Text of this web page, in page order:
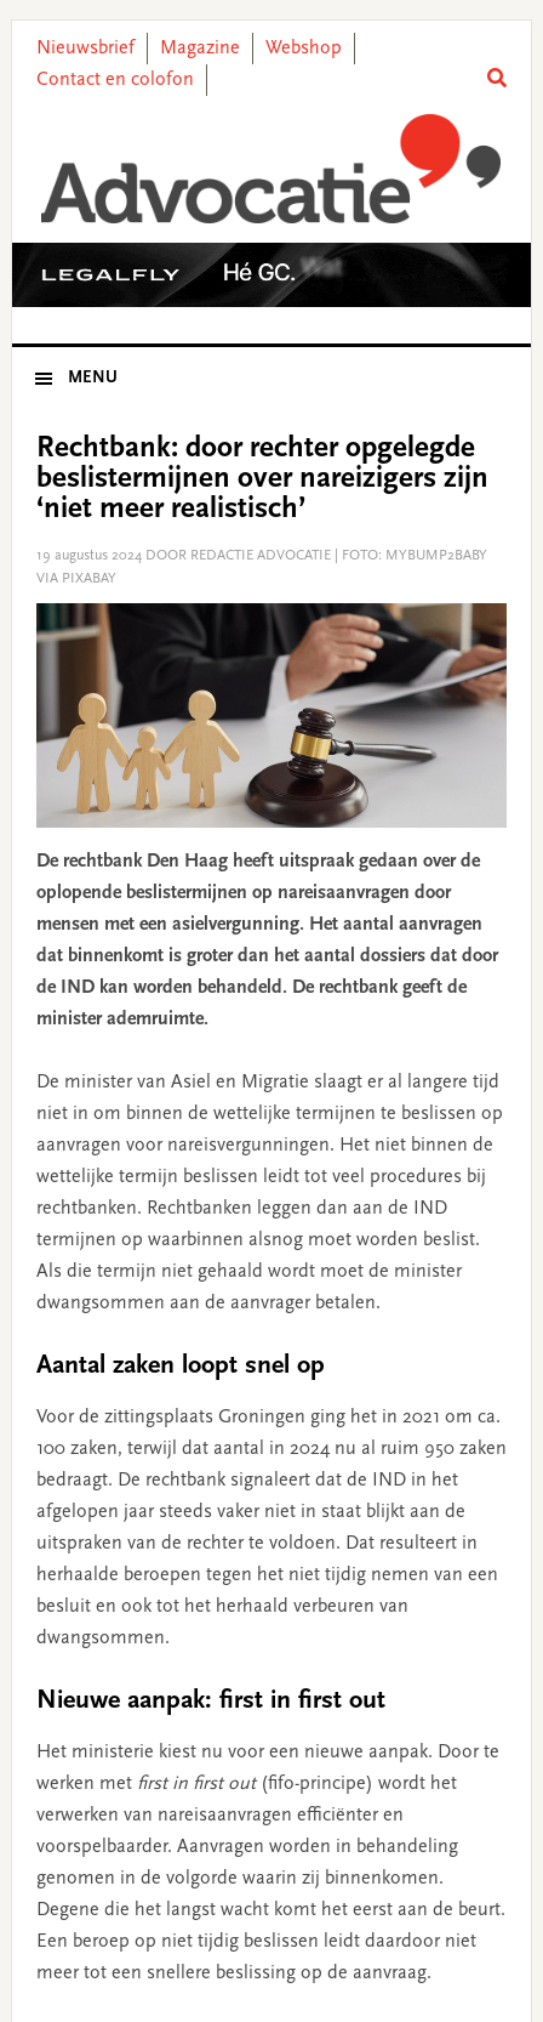
primary
main
primary
footer
Nieuwsbrief Magazine
Webshop
Contact en colofon
MENU
Rechtbank: door rechter opgelegde
beslistermijnen over nareizigers zijn
‘niet meer realistisch’
19 augustus 2024DOOR REDACTIE ADVOCATIE | FOTO: MYBUMP2BABY
VIA PIXABAY
De rechtbank Den Haag heeft uitspraak gedaan over de
oplopende beslistermijnen op nareisaanvragen door
mensen met een asielvergunning. Het aantal aanvragen
dat binnenkomt is groter dan het aantal dossiers dat door
de IND kan worden behandeld. De rechtbank geeft de
minister ademruimte.
De minister van Asiel en Migratie slaagt er al langere tijd
niet in om binnen de wettelijke termijnen te beslissen op
aanvragen voor nareisvergunningen. Het niet binnen de
wettelijke termijn beslissen leidt tot veel procedures bij
rechtbanken. Rechtbanken leggen dan aan de IND
termijnen op waarbinnen alsnog moet worden beslist.
Als die termijn niet gehaald wordt moet de minister
dwangsommen aan de aanvrager betalen.
Aantal zaken loopt snel op
Voor de zittingsplaats Groningen ging het in 2021 om ca.
100 zaken, terwijl dat aantal in 2024 nu al ruim 950 zaken
bedraagt. De rechtbank signaleert dat de IND in het
afgelopen jaar steeds vaker niet in staat blijkt aan de
uitspraken van de rechter te voldoen. Dat resulteert in
herhaalde beroepen tegen het niet tijdig nemen van een
besluit en ook tot het herhaald verbeuren van
dwangsommen.
Nieuwe aanpak: first in first out
Het ministerie kiest nu voor een nieuwe aanpak. Door te
werken met first in first out(fifo-principe) wordt het
verwerken van nareisaanvragen efficiënter en
voorspelbaarder. Aanvragen worden in behandeling
genomen in de volgorde waarin zij binnenkomen.
Degene die het langst wacht komt het eerst aan de beurt.
Een beroep op niet tijdig beslissen leidt daardoor niet
meer tot een snellere beslissing op de aanvraag.